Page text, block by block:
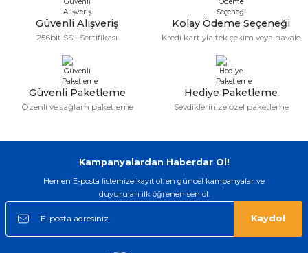
İsmail yılmaz | 15/05/2026
Swatch yos Model saatime aldim
arayip teyit aldiktan sonra yolladılar
saatimede tam oldu
Oldukça kaliteli ve şık bir görünümü
rahatsız etmiyor ve tam oturdu.
Hızlı kargo, iyi iletişim
Güvenli Alışveriş
256bit SSL Sertifikası
Kolay Ödeme Seçeneği
Kredi kartıyla tek çekim veya havale
Güvenli Paketleme
Özenli ve sağlam paketleme
Hediye Paketleme
Sevdiklerinize özel paketleme
Kampanyalardan Haberdar Ol!
Hemen E-posta listemize kayıt ol, en güncel kampanyalar ve
duyuruları ilk öğrenen sen ol.
Kaydol